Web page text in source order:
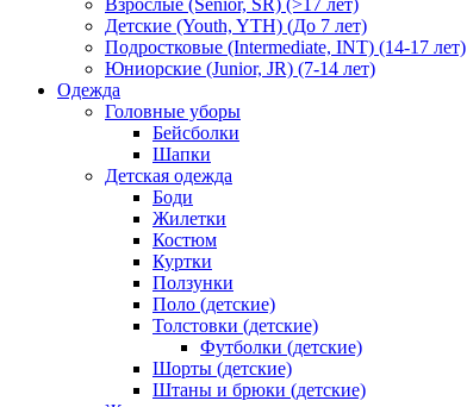
Детские (Youth, YTH) (До 7 лет)
Подростковые (Intermediate, INT) (14-17 лет)
Юниорские (Junior, JR) (7-14 лет)
Одежда
Головные уборы
Бейсболки
Шапки
Детская одежда
Боди
Жилетки
Костюм
Куртки
Ползунки
Поло (детские)
Толстовки (детские)
Футболки (детские)
Шорты (детские)
Штаны и брюки (детские)